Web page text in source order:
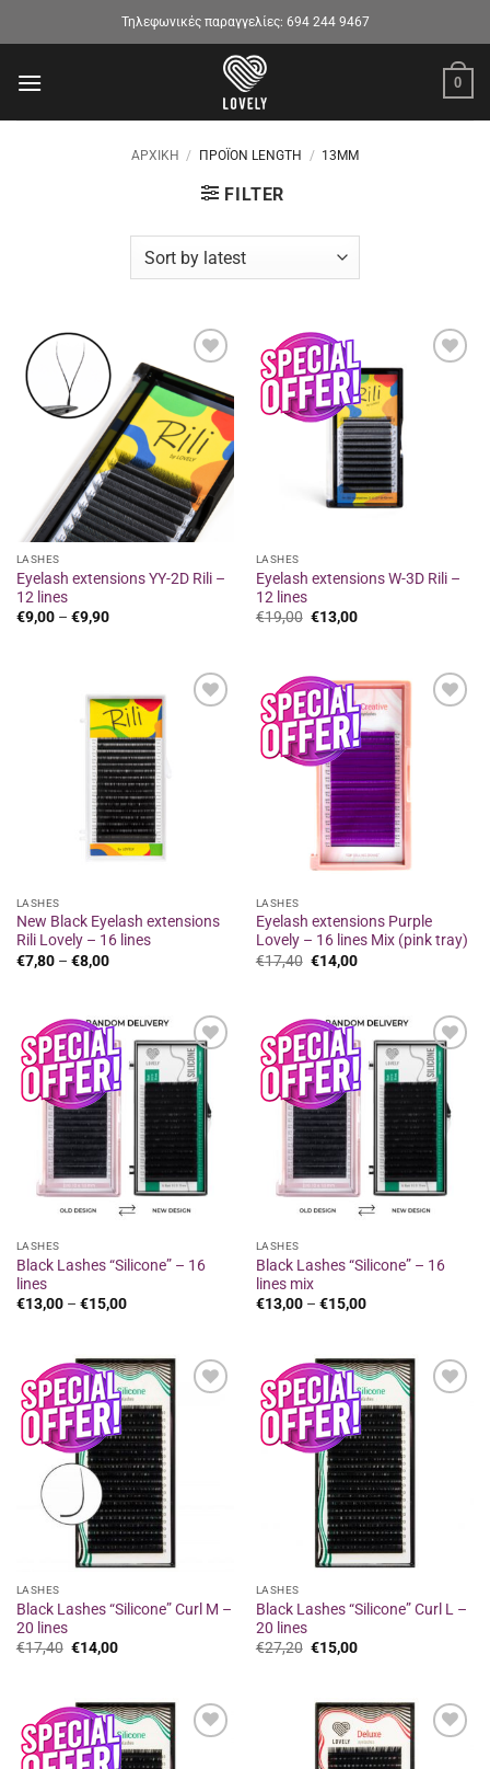
στο
Τηλεφωνικές παραγγελίες: 694 244 9467
0
ΑΡΧΙΚΉ / ΠΡΟΪΌΝ LENGTH / 13MM
FILTER
Προσθήκη
στα
αγαπημένα
LASHES
Eyelash extensions YY-2D Rili –
12 lines
€9,00 – €9,90Price
LASHES
Eyelash extensions W-3D Rili –
12 lines
€19,00 Original
price
€13,00Η
Προσθήκη
αγαπημένα
LASHES
New Black Eyelash extensions
Rili Lovely – 16 lines
€7,80 – €8,00Price
€8,00
αγαπημένα
LASHES
Eyelash extensions Purple
Lovely – 16 lines Mix (pink tray)
€17,40 Original
price
€14,00Η
€14,00.
Προσθήκη
στα
αγαπημένα
LASHES
Black Lashes “Silicone” – 16
lines
€13,00 – €15,00Price
€15,00
Προσθήκη
στα
αγαπημένα
LASHES
Black Lashes “Silicone” – 16
lines mix
€13,00 – €15,00Price
€15,00
Προσθήκη
αγαπημένα
LASHES
Black Lashes “Silicone” Curl M –
20 lines
€17,40 Original
price
€14,00Η
€14,00.
Προσθήκη
αγαπημένα
LASHES
Black Lashes “Silicone” Curl L –
20 lines
€27,20 Original
price
€15,00Η
€15,00.
Προσθήκη
Προσθήκη